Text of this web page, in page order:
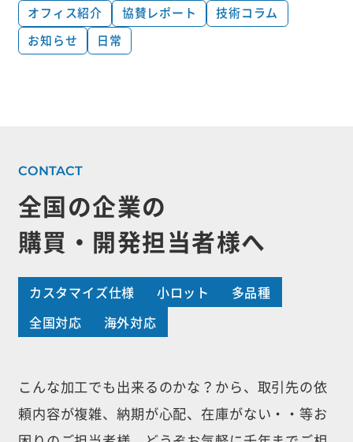
オフィス紹介
協賛レポート
技術コラム
お知らせ
日常
全国の企業の
購買・開発担当者様へ
カスタマイズ仕様 小ロット
多品種
全国対応
海外対応
こんな加工でも出来るのかな？から、取引先の依
頼内容が複雑、納期が心配、 在庫がない・・等お